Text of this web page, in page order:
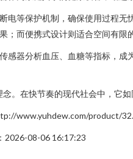
等保护机制，确保使用过程
而便携式设计则适合空间有限
器分析血压、血糖等指标，
。在快节奏的现代社会中，它
www.yuhdew.com/product/
2026-08-06 16:17:23